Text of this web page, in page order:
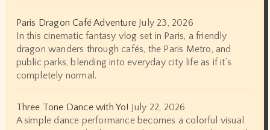
Paris Dragon Café Adventure July 23, 2026
In this cinematic fantasy vlog set in Paris, a friendly
dragon wanders through cafés, the Paris Metro, and
public parks, blending into everyday city life as if it’s
completely normal.
Three Tone Dance with Yo! July 22, 2026
A simple dance performance becomes a colorful visual